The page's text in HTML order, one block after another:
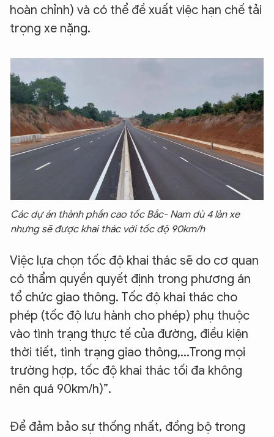
hoàn chỉnh) và có thể đề xuất việc hạn chế tải
trọng xe nặng.
Các dự án thành phần cao tốc Bắc- Nam dù 4 làn xe
nhưng sẽ được khai thác với tốc độ 90km/h
Việc lựa chọn tốc độ khai thác sẽ do cơ quan
có thẩm quyền quyết định trong phương án
tổ chức giao thông. Tốc độ khai thác cho
phép (tốc độ lưu hành cho phép) phụ thuộc
vào tình trạng thực tế của đường, điều kiện
thời tiết, tình trạng giao thông,...Trong mọi
trường hợp, tốc độ khai thác tối đa không
nên quá 90km/h)”.
Để đảm bảo sự thống nhất, đồng bộ trong